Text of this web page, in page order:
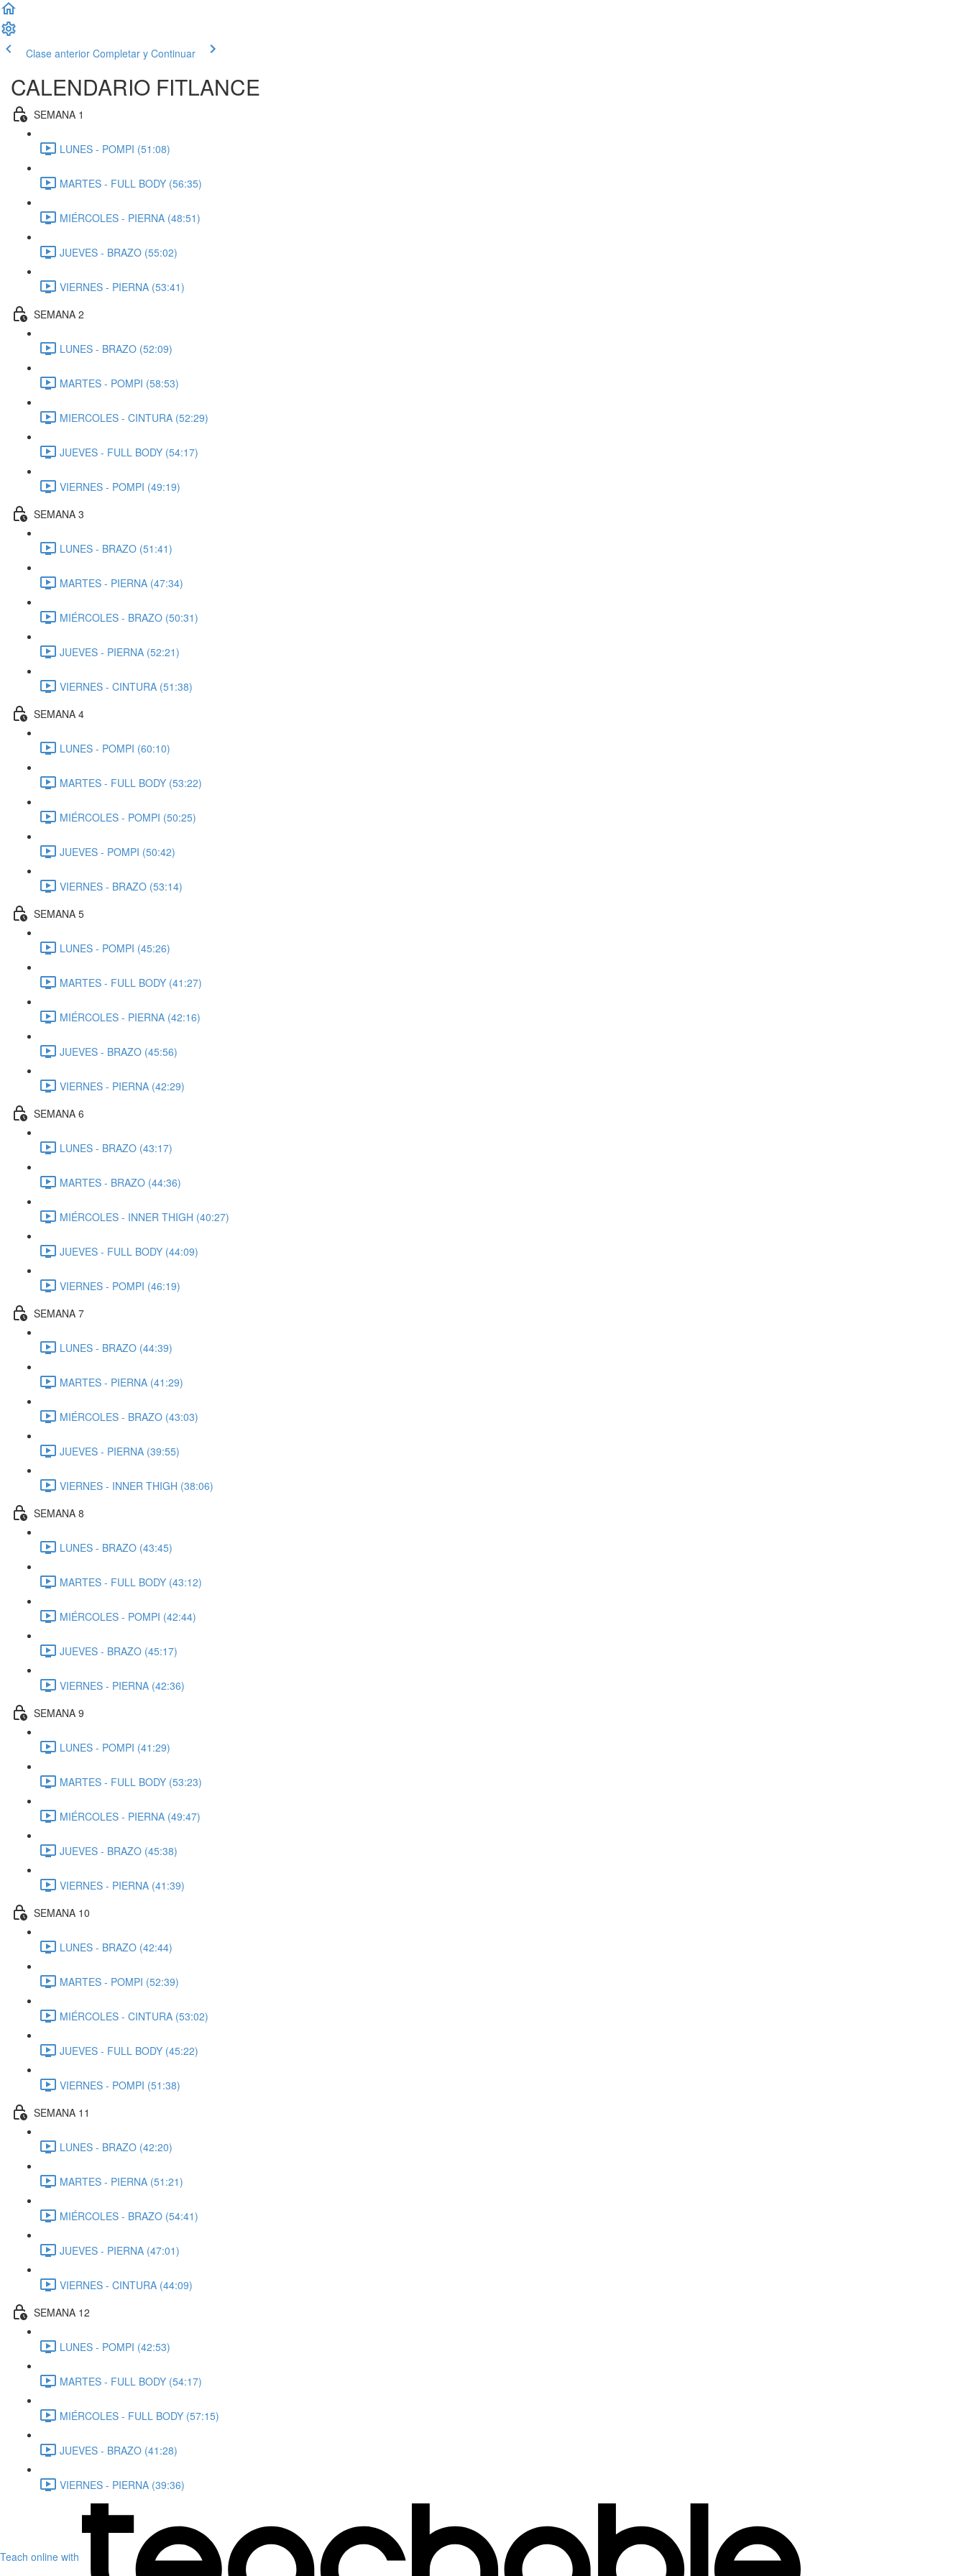
Clase anterior Completar y Continuar
CALENDARIO FITLANCE
SEMANA 1
LUNES - POMPI (51:08)
MARTES - FULL BODY (56:35)
MIÉRCOLES - PIERNA (48:51)
JUEVES - BRAZO (55:02)
VIERNES - PIERNA (53:41)
SEMANA 2
LUNES - BRAZO (52:09)
MARTES - POMPI (58:53)
MIERCOLES - CINTURA (52:29)
JUEVES - FULL BODY (54:17)
VIERNES - POMPI (49:19)
SEMANA 3
LUNES - BRAZO (51:41)
MARTES - PIERNA (47:34)
MIÉRCOLES - BRAZO (50:31)
JUEVES - PIERNA (52:21)
VIERNES - CINTURA (51:38)
SEMANA 4
LUNES - POMPI (60:10)
MARTES - FULL BODY (53:22)
MIÉRCOLES - POMPI (50:25)
JUEVES - POMPI (50:42)
VIERNES - BRAZO (53:14)
SEMANA 5
LUNES - POMPI (45:26)
MARTES - FULL BODY (41:27)
MIÉRCOLES - PIERNA (42:16)
JUEVES - BRAZO (45:56)
VIERNES - PIERNA (42:29)
SEMANA 6
LUNES - BRAZO (43:17)
MARTES - BRAZO (44:36)
MIÉRCOLES - INNER THIGH (40:27)
JUEVES - FULL BODY (44:09)
VIERNES - POMPI (46:19)
SEMANA 7
LUNES - BRAZO (44:39)
MARTES - PIERNA (41:29)
MIÉRCOLES - BRAZO (43:03)
JUEVES - PIERNA (39:55)
VIERNES - INNER THIGH (38:06)
SEMANA 8
LUNES - BRAZO (43:45)
MARTES - FULL BODY (43:12)
MIÉRCOLES - POMPI (42:44)
JUEVES - BRAZO (45:17)
VIERNES - PIERNA (42:36)
SEMANA 9
LUNES - POMPI (41:29)
MARTES - FULL BODY (53:23)
MIÉRCOLES - PIERNA (49:47)
JUEVES - BRAZO (45:38)
VIERNES - PIERNA (41:39)
SEMANA 10
LUNES - BRAZO (42:44)
MARTES - POMPI (52:39)
MIÉRCOLES - CINTURA (53:02)
JUEVES - FULL BODY (45:22)
VIERNES - POMPI (51:38)
SEMANA 11
LUNES - BRAZO (42:20)
MARTES - PIERNA (51:21)
MIÉRCOLES - BRAZO (54:41)
JUEVES - PIERNA (47:01)
VIERNES - CINTURA (44:09)
SEMANA 12
LUNES - POMPI (42:53)
MARTES - FULL BODY (54:17)
MIÉRCOLES - FULL BODY (57:15)
JUEVES - BRAZO (41:28)
VIERNES - PIERNA (39:36)
Teach online with